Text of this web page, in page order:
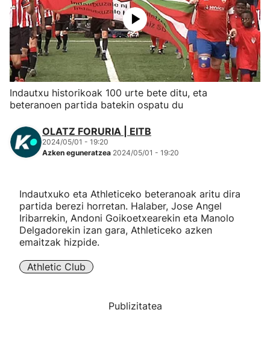
Herri-kirolak
Eskubaloia
Kirolak 360
Mendi-lasterketak
"Helmuga"
Indautxu historikoak 100 urte bete ditu, eta
beteranoen partida batekin ospatu du
OLATZ FORURIA | EITB
2024/05/01 - 19:20
Azken eguneratzea 2024/05/01 - 19:20
Indautxuko eta Athleticeko beteranoak aritu dira
partida berezi horretan. Halaber, Jose Angel
Iribarrekin, Andoni Goikoetxearekin eta Manolo
Delgadorekin izan gara, Athleticeko azken
emaitzak hizpide.
Athletic Club
Publizitatea